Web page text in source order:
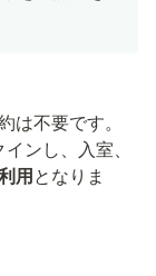
不要です。
ンし、入室、
用となりま